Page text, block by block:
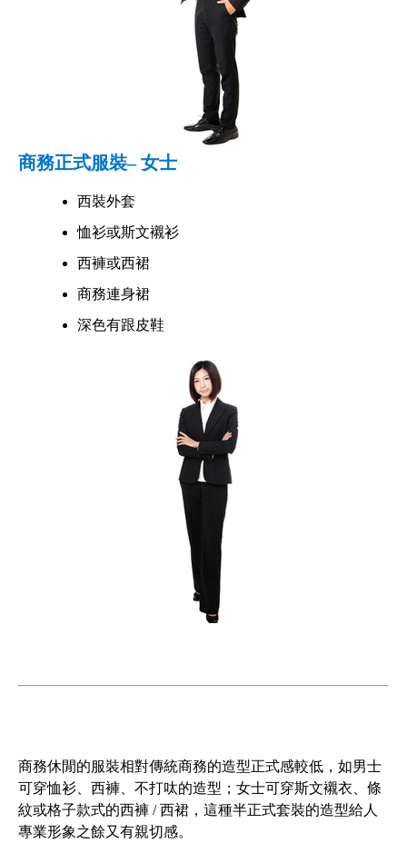
商務正式服裝– 女士
西裝外套
恤衫或斯文襯衫
西褲或西裙
商務連身裙
深色有跟皮鞋
商務休閒的服裝相對傳統商務的造型正式感較低，如男士
可穿恤衫、西褲、不打呔的造型；女士可穿斯文襯衣、條
紋或格子款式的西褲 / 西裙，這種半正式套裝的造型給人
專業形象之餘又有親切感。